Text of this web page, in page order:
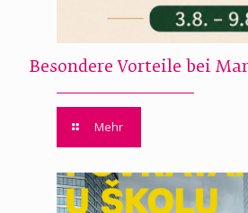
Besondere Vorteile bei
Mehr